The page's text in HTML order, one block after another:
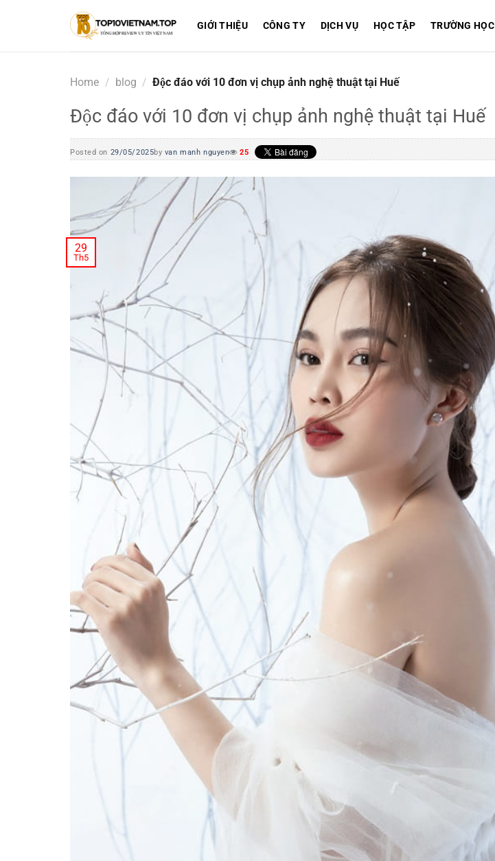
GIỚI THIỆU CÔNG TY DỊCH VỤ HỌC TẬP TRƯỜNG HỌC
Home / blog / Độc đáo với 10 đơn vị chụp ảnh nghệ thuật tại Huế
Độc đáo với 10 đơn vị chụp ảnh nghệ thuật tại Huế
Posted on 29/05/2025by van manh nguyen 25
29
Th5